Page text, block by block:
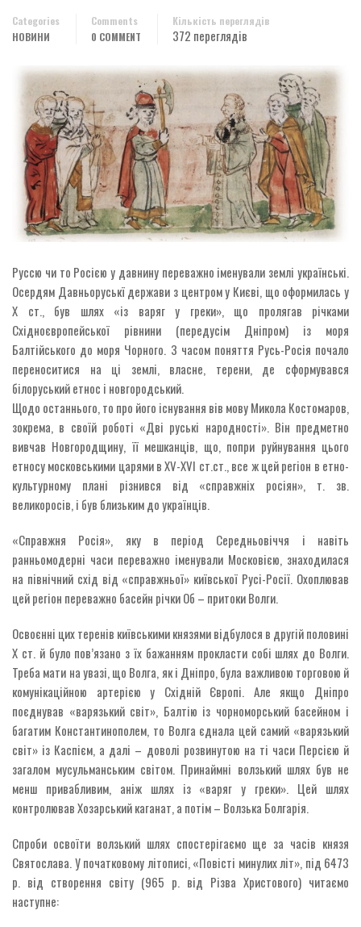
Categories
НОВИНИ
Comments
0 COMMENT
Кількість переглядів
372 переглядів
Руссю чи то Росією у давнину переважно іменували землі українські.
Осердям Давньоруськї держави з центром у Києві, що оформилась у
Х ст., був шлях «із варяг у греки», що пролягав річками
Східноєвропейської рівнини (передусім Дніпром) із моря
Балтійського до моря Чорного. З часом поняття Русь-Росія почало
переноситися на ці землі, власне, терени, де сформувався
білоруський етнос і новгородський.
Щодо останнього, то про його існування вів мову Микола Костомаров,
зокрема, в своїй роботі «Дві руські народності». Він предметно
вивчав Новгородщину, її мешканців, що, попри руйнування цього
етносу московськими царями в XV-XVI ст.ст., все ж цей регіон в етно-
культурному плані різнився від «справжніх росіян», т. зв.
великоросів, і був близьким до українців.
«Справжня Росія», яку в період Середньовіччя і навіть
ранньомодерні часи переважно іменували Московією, знаходилася
на північний схід від «справжньої» київської Русі-Росії. Охоплював
цей регіон переважно басейн річки Об – притоки Волги.
Освоєнні цих теренів київськими князями відбулося в другій половині
Х ст. й було пов’язано з їх бажанням прокласти собі шлях до Волги.
Треба мати на увазі, що Волга, як і Дніпро, була важливою торговою й
комунікаційною артерією у Східній Європі. Але якщо Дніпро
поєднував «варязький світ», Балтію із чорноморський басейном і
багатим Константинополем, то Волга єднала цей самий «варязький
світ» із Каспієм, а далі – доволі розвинутою на ті часи Персією й
загалом мусульманським світом. Принаймні волзький шлях був не
менш привабливим, аніж шлях із «варяг у греки». Цей шлях
контролював Хозарський каганат, а потім – Волзька Болгарія.
Спроби освоїти волзький шлях спостерігаємо ще за часів князя
Святослава. У початковому літописі, «Повісті минулих літ», під 6473
р. від створення світу (965 р. від Різва Христового) читаємо
наступне: